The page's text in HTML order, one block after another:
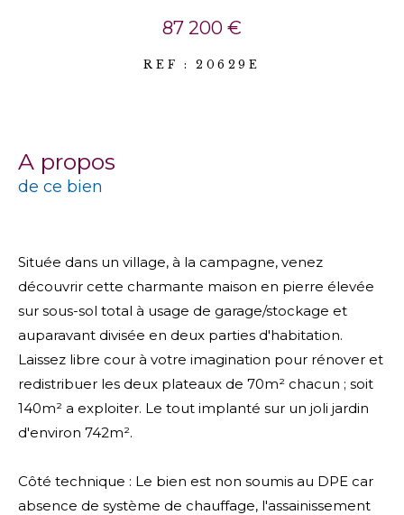
87 200 €
REF : 20629E
a propos
de ce bien
Située dans un village, à la campagne, venez
découvrir cette charmante maison en pierre élevée
sur sous-sol total à usage de garage/stockage et
auparavant divisée en deux parties d'habitation.
Laissez libre cour à votre imagination pour rénover et
redistribuer les deux plateaux de 70m² chacun ; soit
140m² a exploiter. Le tout implanté sur un joli jardin
d'environ 742m².
Côté technique : Le bien est non soumis au DPE car
absence de système de chauffage, l'assainissement